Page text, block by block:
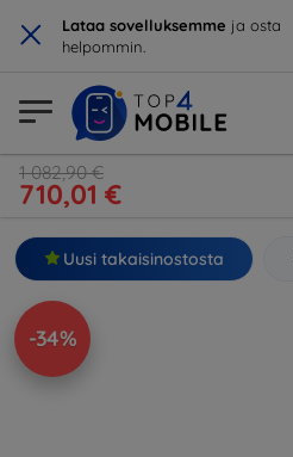
× Lataa sovelluksemme ja osta
helpommin.
1 082,90 €
710,01 €
Uusi takaisinostosta
-34%